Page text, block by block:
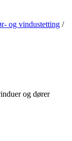
og vindustetting /
og dører